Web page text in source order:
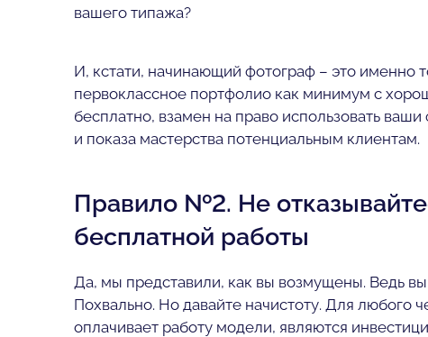
вашего типажа?
И, кстати, начинающий фотограф – это именно
первоклассное портфолио как минимум с
бесплатно, взамен на право использовать
и показа мастерства потенциальным клиентам.
Правило №2. Не
бесплатной работы
Да, мы представили, как вы возмущены. Ведь вы
Похвально. Но давайте начистоту. Для любого
оплачивает работу модели, являются